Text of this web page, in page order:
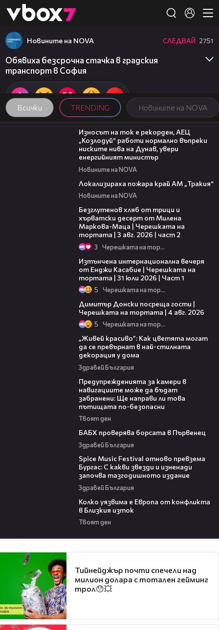
👾
Всички TRENDING Новините на NOVA
Новините на NOVA СЛЕДВАЙ 2751
Обявиха безсрочна стачка в градския
транспорт в София
00:59
Износът на ток е рекорден, АЕЦ
„Козлодуй“ работи нормално въпреки
ниските нива на Дунав, увери
енергийният министър
Новините на NOVA
Локализираха пожара край АМ „Тракия“
Новините на NOVA
Безглутенов хляб от трици и
хърватски десерт от Милена
Маркова-Маца | Черешката на
тортата | 3 авг. 2026 | част 2
3 Черешката на тортата
Изтънчена интернационална вечеря
от Енджи Касабие | Черешката на
тортата | 31 юли 2026 | Част 1
5 Черешката на тортата
Димитър Донски посреща гости |
Черешката на тортата | 4 авг. 2026
5 Черешката на тортата
„Живей красиво”: Как цветята могат
да се превърнат в най-стилната
декорация у дома
Здравей България
Предупрежденията за камери в
навигациите може да бъдат
забранени: Ще направи ли това
пътищата по-безопасни
Твоят ден
БАБХ проверява борсата в Първенец
Здравей България
Spice Music Festival отново превзема
Бургас: С какви звезди и изненади
започва тазгодишното издание
Здравей България
Колко уязвима е Европа от конфликта
в Близкия изток
Твоят ден
Тийнейджър почти спечели над
милион долара с тотален гейминг
трол😯💥